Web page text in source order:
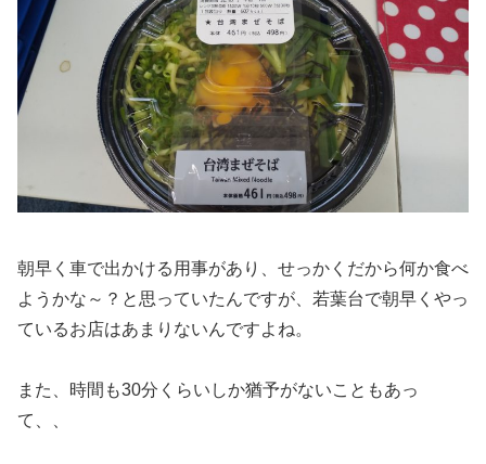
朝早く車で出かける用事があり、せっかくだから何か食べ
ようかな～？と思っていたんですが、若葉台で朝早くやっ
ているお店はあまりないんですよね。
また、時間も30分くらいしか猶予がないこともあっ
て、、